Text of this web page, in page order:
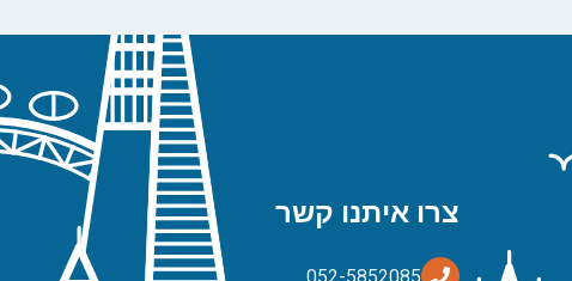
צרו איתנו קשר